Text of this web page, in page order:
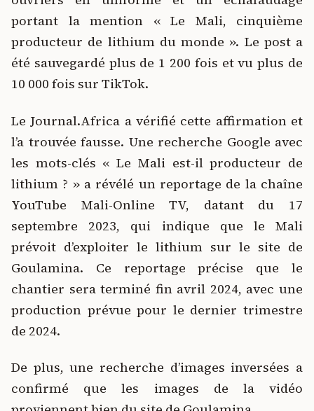
portant la mention « Le Mali, cinquième
producteur de lithium du monde ». Le post a
été sauvegardé plus de 1 200 fois et vu plus de
10 000 fois sur TikTok.
Le Journal.Africa a vérifié cette affirmation et
l’a trouvée fausse. Une recherche Google avec
les mots-clés « Le Mali est-il producteur de
lithium ? » a révélé un reportage de la chaîne
YouTube Mali-Online TV, datant du 17
septembre 2023, qui indique que le Mali
prévoit d’exploiter le lithium sur le site de
Goulamina. Ce reportage précise que le
chantier sera terminé fin avril 2024, avec une
production prévue pour le dernier trimestre
de 2024.
De plus, une recherche d’images inversées a
confirmé que les images de la vidéo